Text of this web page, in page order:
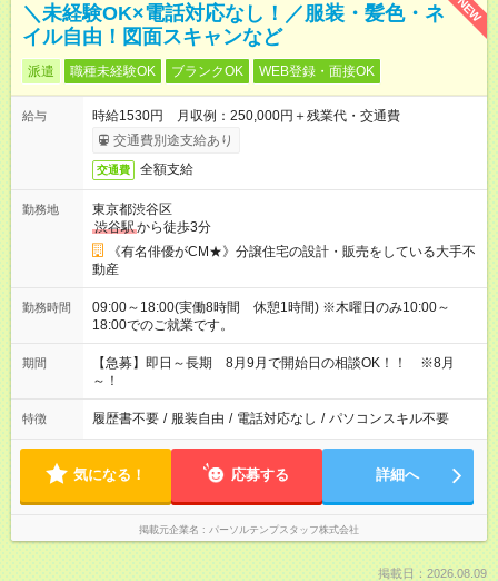
NEW
＼未経験OK×電話対応なし！／服装・髪色・ネ
イル自由！図面スキャンなど
派遣 職種未経験OK ブランクOK WEB登録・面接OK
給与
時給1530円 月収例：250,000円＋残業代・交通費
交通費別途支給あり
交通費 全額支給
勤務地
東京都渋谷区
渋谷駅から徒歩3分
《有名俳優がCM★》分譲住宅の設計・販売をしている大手不
動産
勤務時間
09:00～18:00(実働8時間 休憩1時間) ※木曜日のみ10:00～
18:00でのご就業です。
期間
【急募】即日～長期 8月9月で開始日の相談OK！！ ※8月
～！
特徴 履歴書不要 / 服装自由 / 電話対応なし / パソコンスキル不要
気になる！ 応募する 詳細へ
掲載元企業名 パーソルテンプスタッフ株式会社
掲載日：2026.08.09